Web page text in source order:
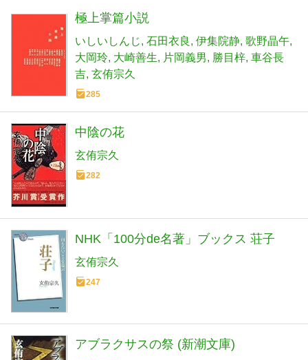
極上掌篇小説
いしいしんじ 石田衣良 伊集院静 歌野晶午
大岡玲 大崎善生 片岡義男 勝目梓 車谷長
吉 玄侑宗久
285
中陰の花
玄侑宗久
282
NHK「100分de名著」ブックス 荘子
玄侑宗久
247
アブラクサスの祭 (新潮文庫)